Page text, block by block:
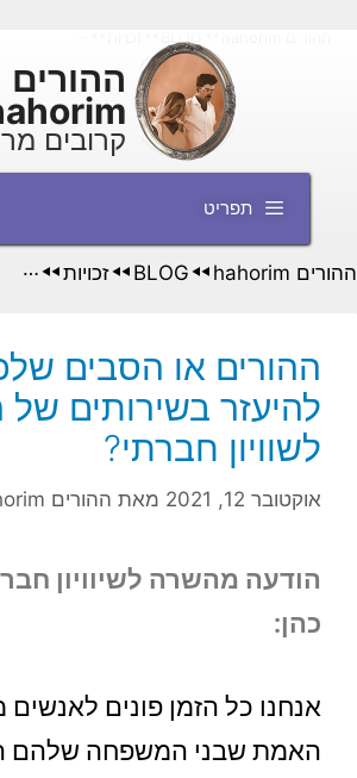
ההורים
קרובים
תפריט
ההורים hahorim ◄◄
BLOG
◄◄ זכויות ◄◄
ההורים או הסבים
להיעזר בשירותים
לשוויון חברתי?
אוקטובר 12, 2021 מאת ההורים Hahorim
הודעה מהשרה לשיוויון
כהן:
אנחנו כל הזמן פונים
האמת שבני המשפחה שלהם